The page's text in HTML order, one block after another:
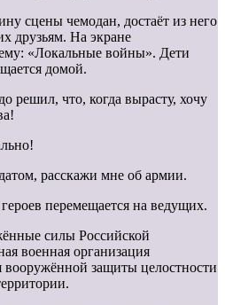
сцены чемодан, достаёт из него
друзьям. На экране
«Локальные войны». Дети
домой.
решил, что, когда вырасту, хочу
расскажи мне об армии.
перемещается на ведущих.
силы Российской
военная организация
защиты целостности